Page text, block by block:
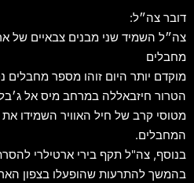
דובר צה״ל:
צה״ל השמיד שני מבנים צבאיים של
מחבלים
מוקדם יותר היום זוהו מספר מחבלים
הטרור חיזבאללה במרחב מיס אל
מטוסי קרב של חיל האוויר השמידו
המחבלים.
בנוסף, צה"ל תקף בירי ארטילרי